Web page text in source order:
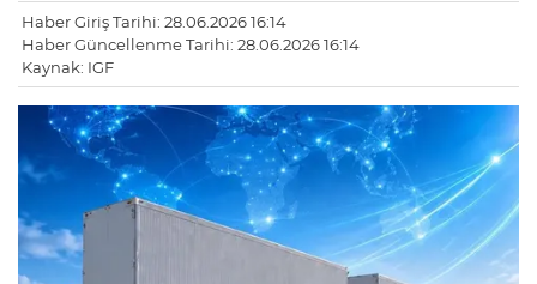
Haber Giriş Tarihi: 28.06.2026 16:14
Haber Güncellenme Tarihi: 28.06.2026 16:14
Kaynak: IGF